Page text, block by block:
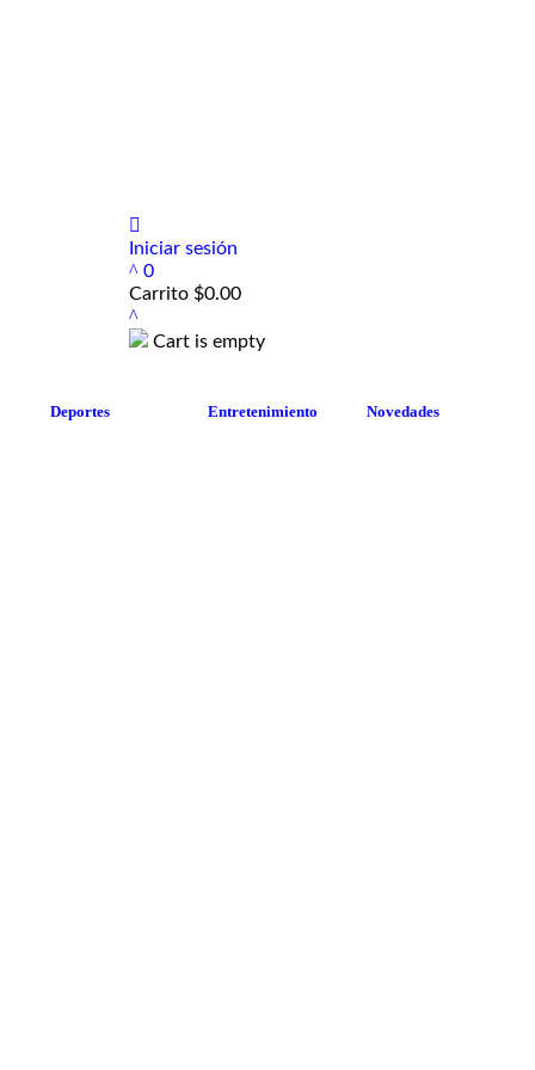
Iniciar sesión
0
Carrito $0.00
Cart is empty
Deportes Entretenimiento Novedades